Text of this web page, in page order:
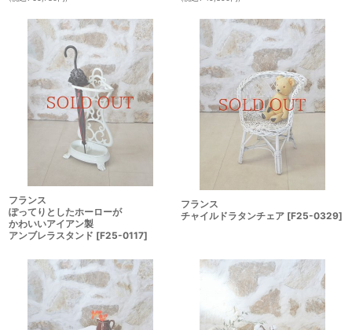
フランス
ぽってりとしたホーローが
かわいいアイアン製
アンブレラスタンド [F25-0117]
フランス
チャイルドラタンチェア [F25-0329]